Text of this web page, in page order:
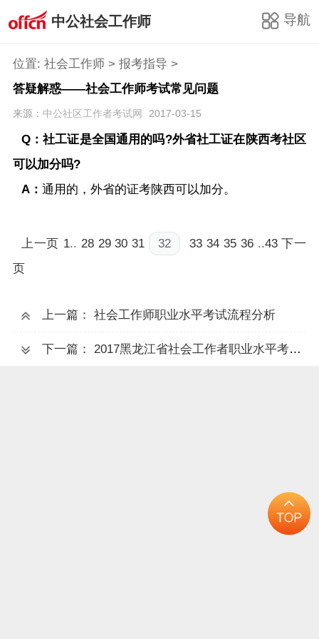
中公社会工作师 导航
位置: 社会工作师> 报考指导 >
答疑解惑——社会工作师考试常见问题
来源： 中公社区工作者考试网 2017-03-15
Q：社工证是全国通用的吗?外省社工证在陕西考社区
可以加分吗?
A： 通用的，外省的证考陕西可以加分。
上一页 1.. 28 29 30 31 32 33 34 35 36..43 下一
页
上一篇： 社会工作师职业水平考试流程分析
下一篇： 2017黑龙江省社会工作者职业水平考试报名入口（3.17开通）